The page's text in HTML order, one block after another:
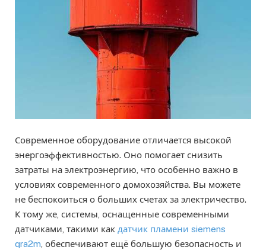
Современное оборудование отличается высокой
энергоэффективностью. Оно помогает снизить
затраты на электроэнергию, что особенно важно в
условиях современного домохозяйства. Вы можете
не беспокоиться о больших счетах за электричество.
К тому же, системы, оснащенные современными
датчиками, такими как датчик пламени siemens
qra2m , обеспечивают ещё большую безопасность и